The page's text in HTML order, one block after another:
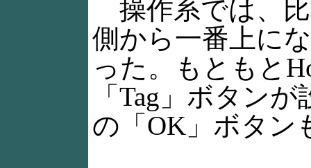
操作系では、比
側から一番上に
った。もともと
「Tag」ボタン
の「OK」ボタン